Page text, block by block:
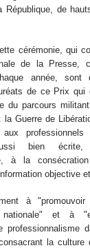
République, de
cérémonie, qui
de la Presse,
année, sont
de ce Prix qui
du parcours
la Guerre de
aux
bien écrite,
à la
objective
à "promouvoir
nationale" et à
professionnalisme
la culture